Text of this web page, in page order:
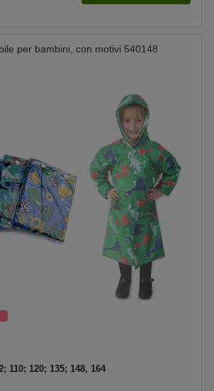
per bambini, con motivi 540148
110; 120; 135; 148, 164